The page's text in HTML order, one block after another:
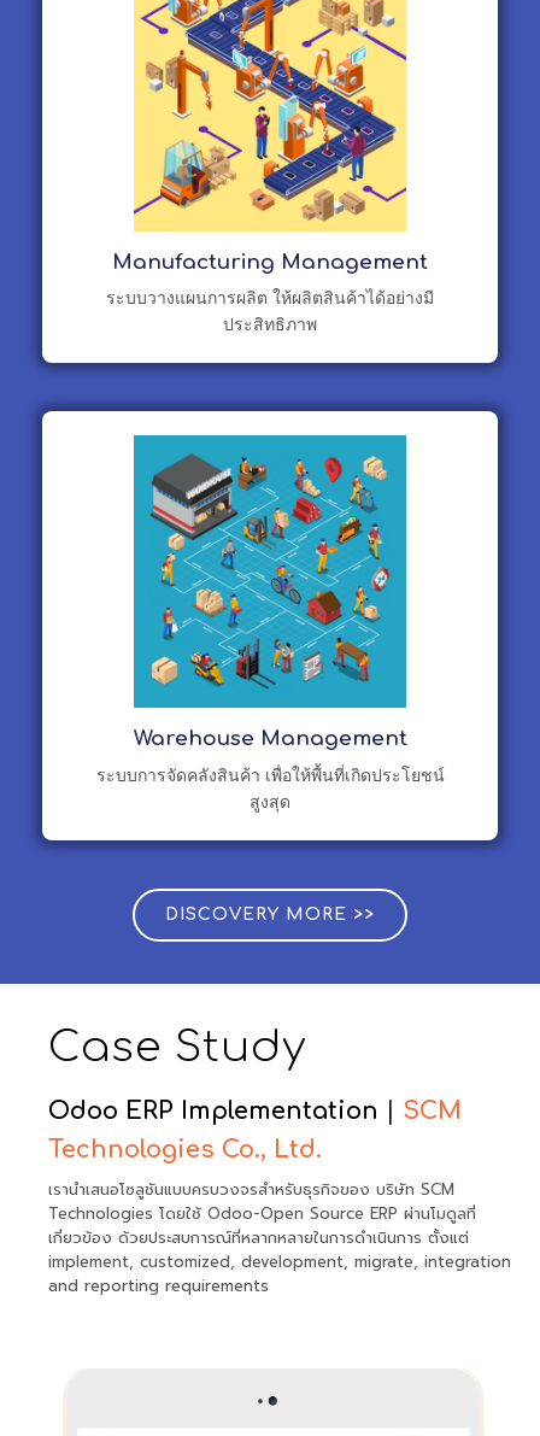
Manufacturing Management
ระบบวางแผนการผลิต ให้ผลิตสินค้าได้อย่างมี
ประสิทธิภาพ
Warehouse Management
ระบบการจัดคลังสินค้า เพื่อให้พื้นที่เกิดประโยชน์
สูงสุด
DISCOVERY MORE >>
Case Study
Odoo ERP Implementation
SCM
Technologies Co., Ltd.
เรานำเสนอโซลูชันแบบครบวงจรสำหรับธุรกิจของ บริษัท SCM
Technologies โดยใช้ Odoo-Open Source ERP ผ่านโมดูลที่
เกี่ยวข้อง ด้วยประสบการณ์ที่หลากหลายในการดำเนินการ ตั้งแต่
implement, customized, development, migrate, integration
and reporting requirements